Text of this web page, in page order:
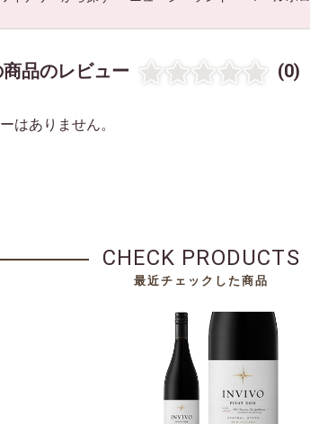
商品のレビュー (0)
はありません。
CHECK PRODUCTS
最近チェックした商品